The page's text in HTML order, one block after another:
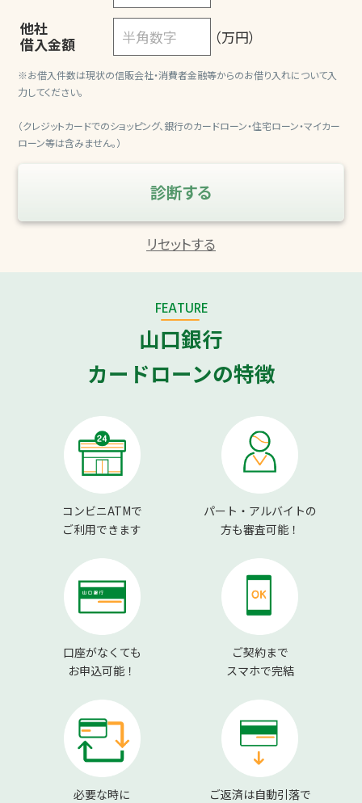
他社
借入金額
（万円）
※お借⼊件数は現状の信販会社・消費者⾦融等からのお借り⼊れについて⼊
⼒してください。
（クレジットカードでのショッピング、銀⾏のカードローン・住宅ローン・マイカー
ローン等は含みません。）
FEATURE
山口銀行
カードローンの特徴
コンビニATMで
ご利用できます
パート・アルバイトの
方も審査可能！
口座がなくても
お申込可能！
ご契約まで
スマホで完結
必要な時に
ご返済は自動引落で